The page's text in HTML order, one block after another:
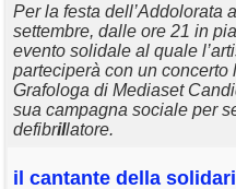
Per la festa dell’Addolorata
settembre, dalle ore 21 in
evento solidale al quale
parteciperà con un
Grafologa di Mediaset
sua campagna sociale per
defibrillatore.
il cantante della